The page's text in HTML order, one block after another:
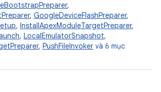
,
, GoogleDeviceFlashPreparer,
, InstallApexModuleTargetPreparer,
, LocalEmulatorSnapshot,
, PushFileInvoker và 6 mục